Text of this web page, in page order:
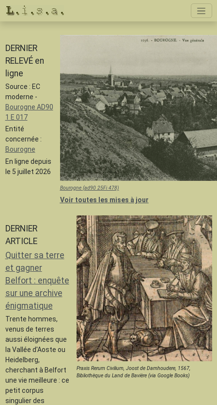
DERNIER
RELEVÉ en
ligne
Source : EC
moderne -
Bourogne AD90
1 E 017
Entité
concernée :
Bourogne
En ligne depuis
le 5 juillet 2026
Bourogne (ad90 25Fi 478)
Voir toutes les mises à jour
DERNIER
ARTICLE
Quitter sa terre
et gagner
Belfort : enquête
sur une archive
énigmatique
Trente hommes,
venus de terres
aussi éloignées que
la Vallée d'Aoste ou
Heidelberg,
cherchant à Belfort
une vie meilleure : ce
petit corpus
singulier des
Praxis Rerum Civilium, Joost de Damhoudere, 1567,
Bibliothèque du Land de Bavière (via Google Books)